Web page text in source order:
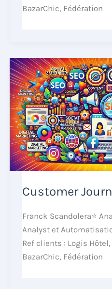
BazarChic, Fédération
Customer
Franck Scandolera⭐
Analyst et
Ref clients : Logis
BazarChic, Fédération